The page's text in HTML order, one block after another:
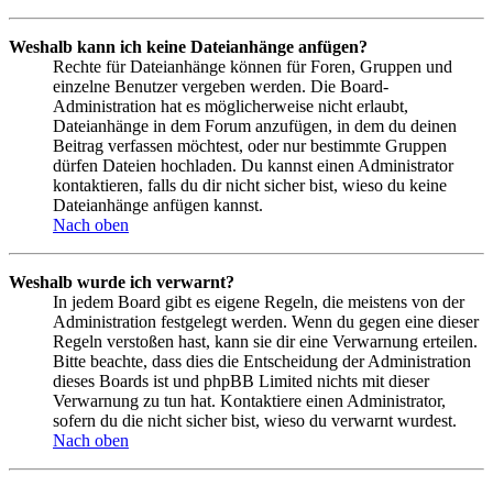
Weshalb kann ich keine Dateianhänge anfügen?
Rechte für Dateianhänge können für Foren, Gruppen und
einzelne Benutzer vergeben werden. Die Board-
Administration hat es möglicherweise nicht erlaubt,
Dateianhänge in dem Forum anzufügen, in dem du deinen
Beitrag verfassen möchtest, oder nur bestimmte Gruppen
dürfen Dateien hochladen. Du kannst einen Administrator
kontaktieren, falls du dir nicht sicher bist, wieso du keine
Dateianhänge anfügen kannst.
Nach oben
Weshalb wurde ich verwarnt?
In jedem Board gibt es eigene Regeln, die meistens von der
Administration festgelegt werden. Wenn du gegen eine dieser
Regeln verstoßen hast, kann sie dir eine Verwarnung erteilen.
Bitte beachte, dass dies die Entscheidung der Administration
dieses Boards ist und phpBB Limited nichts mit dieser
Verwarnung zu tun hat. Kontaktiere einen Administrator,
sofern du die nicht sicher bist, wieso du verwarnt wurdest.
Nach oben